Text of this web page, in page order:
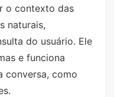
o contexto das
naturais,
do usuário. Ele
e funciona
conversa, como